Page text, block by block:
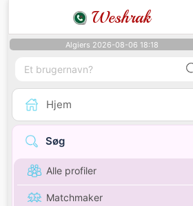
Weshrak
Algiers 2026-08-06 18:18
Hjem
Søg
Alle profiler
Matchmaker